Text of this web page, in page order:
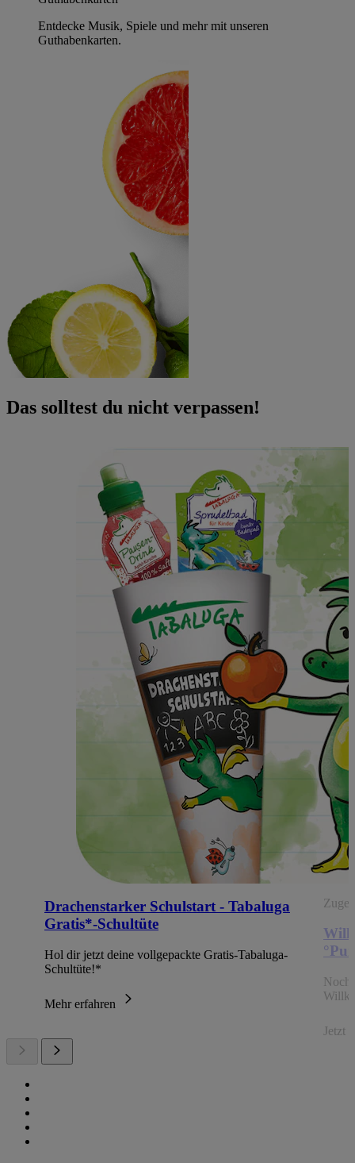
Entdecke Musik, Spiele und mehr mit unseren
Guthabenkarten.
Das solltest du nicht verpassen!
Drachenstarker Schulstart - Tabaluga
Gratis*-Schultüte
Hol dir jetzt deine vollgepackte Gratis-Tabaluga-
Schultüte!*
Mehr erfahren
Noch
Jetzt